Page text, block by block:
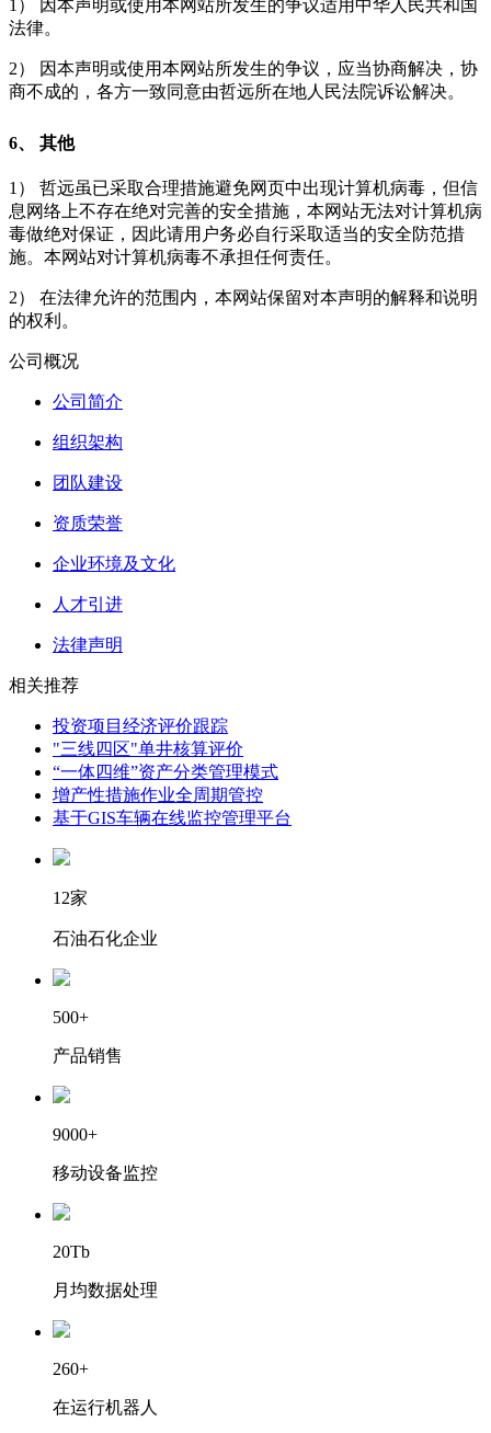
1） 因本声明或使用本网站所发生的争议适用中华人民共和国
法律。
2） 因本声明或使用本网站所发生的争议，应当协商解决，协
商不成的，各方一致同意由哲远所在地人民法院诉讼解决。
6、 其他
1） 哲远虽已采取合理措施避免网页中出现计算机病毒，但信
息网络上不存在绝对完善的安全措施，本网站无法对计算机病
毒做绝对保证，因此请用户务必自行采取适当的安全防范措
施。本网站对计算机病毒不承担任何责任。
2） 在法律允许的范围内，本网站保留对本声明的解释和说明
的权利。
公司概况
公司简介
组织架构
团队建设
资质荣誉
企业环境及文化
人才引进
法律声明
相关推荐
投资项目经济评价跟踪
"三线四区"单井核算评价
“一体四维”资产分类管理模式
增产性措施作业全周期管控
基于GIS车辆在线监控管理平台
12家
石油石化企业
500+
产品销售
9000+
移动设备监控
20Tb
月均数据处理
260+
在运行机器人